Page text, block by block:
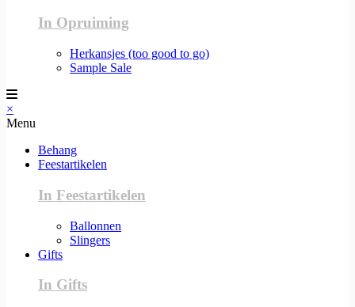
In Opruiming
Herkansjes (too good to go)
Sample Sale
×
Menu
Behang
Feestartikelen
In Feestartikelen
Ballonnen
Slingers
Gifts
In Gifts